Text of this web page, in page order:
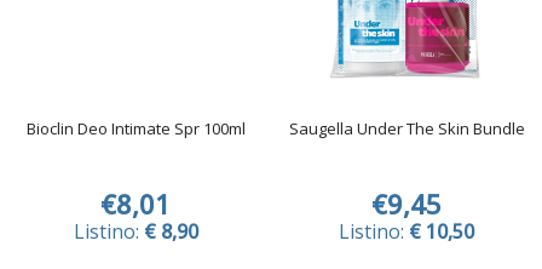
Bioclin Deo Intimate Spr 100ml
€8,01
Listino: € 8,90
Saugella Under The Skin Bundle
€9,45
Listino: € 10,50